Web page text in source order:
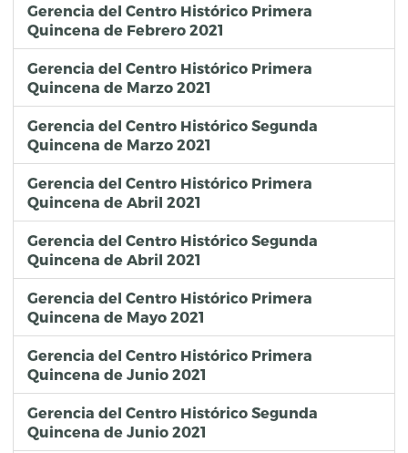
Gerencia del Centro Histórico Primera
Quincena de Febrero 2021
Gerencia del Centro Histórico Primera
Quincena de Marzo 2021
Gerencia del Centro Histórico Segunda
Quincena de Marzo 2021
Gerencia del Centro Histórico Primera
Quincena de Abril 2021
Gerencia del Centro Histórico Segunda
Quincena de Abril 2021
Gerencia del Centro Histórico Primera
Quincena de Mayo 2021
Gerencia del Centro Histórico Primera
Quincena de Junio 2021
Gerencia del Centro Histórico Segunda
Quincena de Junio 2021